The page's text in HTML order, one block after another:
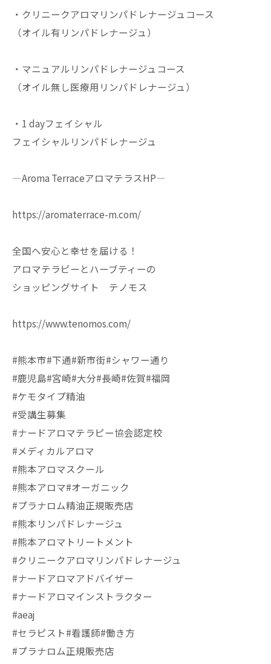
・クリニークアロマリンパドレナージュコース
（オイル有リンパドレナージュ）
・マニュアルリンパドレナージュコース
（オイル無し医療用リンパドレナージュ）
・1 dayフェイシャル
フェイシャルリンパドレナージュ
—Aroma TerraceアロマテラスHP—
https://aromaterrace-m.com/
全国へ安心と幸せを届ける！
アロマテラピーとハーブティーの
ショッピングサイト テノモス
https://www.tenomos.com/
#熊本市#下通#新市街#シャワー通り
#鹿児島#宮崎#大分#長崎#佐賀#福岡
#ケモタイプ精油
#受講生募集
#ナードアロマテラピー協会認定校
#メディカルアロマ
#熊本アロマスクール
#熊本アロマ#オーガニック
#プラナロム精油正規販売店
#熊本リンパドレナージュ
#熊本アロマトリートメント
#クリニークアロマリンパドレナージュ
#ナードアロマアドバイザー
#ナードアロマインストラクター
#aeaj
#セラピスト#看護師#働き方
#プラナロム正規販売店